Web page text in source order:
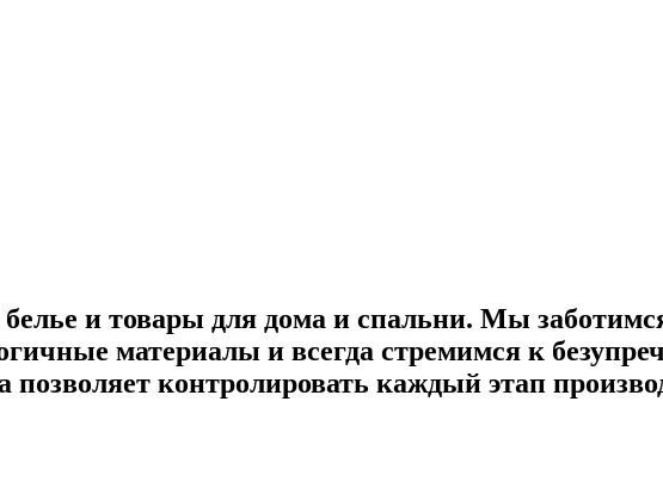
и товары для дома и спальни. Мы
материалы и всегда стремимся к
позволяет контролировать каждый этап